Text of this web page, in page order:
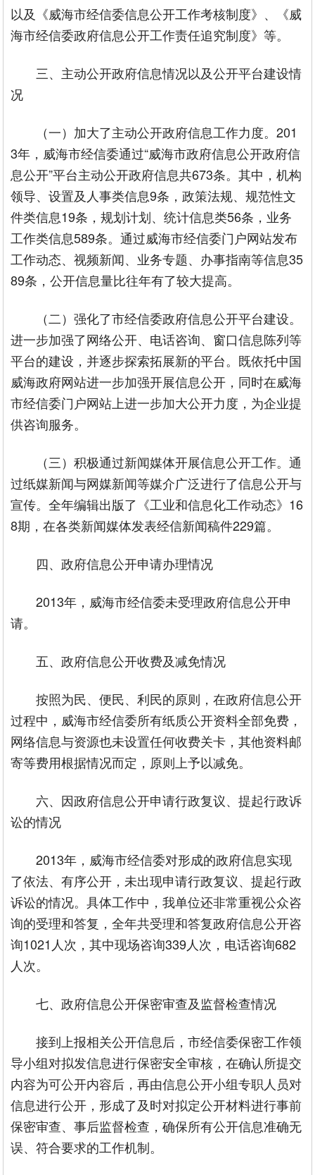
以及《威海市经信委信息公开工作考核制度》、《威
海市经信委政府信息公开工作责任追究制度》等。
三、主动公开政府信息情况以及公开平台建设情
况
（一）加大了主动公开政府信息工作力度。201
3年，威海市经信委通过“威海市政府信息公开政府信
息公开”平台主动公开政府信息共673条。其中，机构
领导、设置及人事类信息9条，政策法规、规范性文
件类信息19条，规划计划、统计信息类56条，业务
工作类信息589条。通过威海市经信委门户网站发布
工作动态、视频新闻、业务专题、办事指南等信息35
89条，公开信息量比往年有了较大提高。
（二）强化了市经信委政府信息公开平台建设。
进一步加强了网络公开、电话咨询、窗口信息陈列等
平台的建设，并逐步探索拓展新的平台。既依托中国
威海政府网站进一步加强开展信息公开，同时在威海
市经信委门户网站上进一步加大公开力度，为企业提
供咨询服务。
（三）积极通过新闻媒体开展信息公开工作。通
过纸媒新闻与网媒新闻等媒介广泛进行了信息公开与
宣传。全年编辑出版了《工业和信息化工作动态》16
8期，在各类新闻媒体发表经信新闻稿件229篇。
四、政府信息公开申请办理情况
2013年，威海市经信委未受理政府信息公开申
请。
五、政府信息公开收费及减免情况
按照为民、便民、利民的原则，在政府信息公开
过程中，威海市经信委所有纸质公开资料全部免费，
网络信息与资源也未设置任何收费关卡，其他资料邮
寄等费用根据情况而定，原则上予以减免。
六、因政府信息公开申请行政复议、提起行政诉
讼的情况
2013年，威海市经信委对形成的政府信息实现
了依法、有序公开，未出现申请行政复议、提起行政
诉讼的情况。具体工作中，我单位还非常重视公众咨
询的受理和答复，全年共受理和答复政府信息公开咨
询1021人次，其中现场咨询339人次，电话咨询682
人次。
七、政府信息公开保密审查及监督检查情况
接到上报相关公开信息后，市经信委保密工作领
导小组对拟发信息进行保密安全审核，在确认所提交
内容为可公开内容后，再由信息公开小组专职人员对
信息进行公开，形成了及时对拟定公开材料进行事前
保密审查、事后监督检查，确保所有公开信息准确无
误、符合要求的工作机制。